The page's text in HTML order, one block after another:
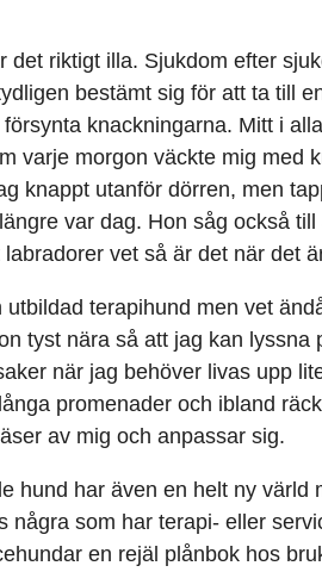
det riktigt illa. Sjukdom efter
bestämt sig för att ta till
knackningarna. Mitt i
varje morgon väckte mig med
knappt utanför dörren, men
var dag. Hon såg också
vet så är det när det
utbildad terapihund men vet
tyst nära så att jag kan lyssna
när jag behöver livas upp
promenader och ibland
av mig och anpassar sig.
hund har även en helt ny värld
några som har terapi- eller
en rejäl plånbok hos